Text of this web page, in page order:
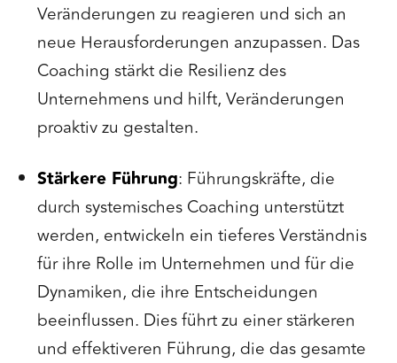
Veränderungen zu reagieren und sich an
neue Herausforderungen anzupassen. Das
Coaching stärkt die Resilienz des
Unternehmens und hilft, Veränderungen
proaktiv zu gestalten.
Stärkere Führung: Führungskräfte, die
durch systemisches Coaching unterstützt
werden, entwickeln ein tieferes Verständnis
für ihre Rolle im Unternehmen und für die
Dynamiken, die ihre Entscheidungen
beeinflussen. Dies führt zu einer stärkeren
und effektiveren Führung, die das gesamte